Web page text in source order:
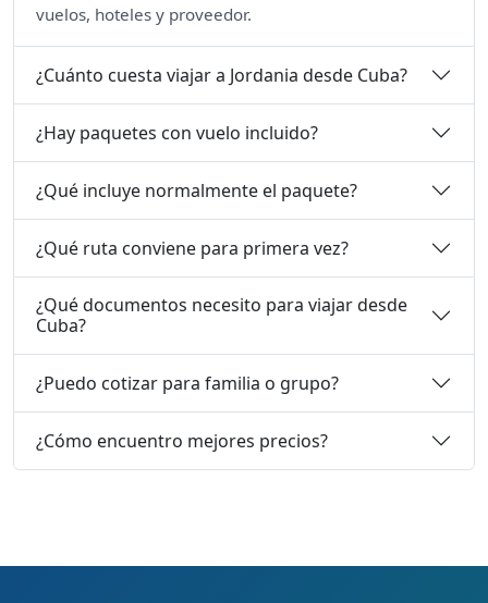
vuelos, hoteles y proveedor.
¿Cuánto cuesta viajar a Jordania desde Cuba?
¿Hay paquetes con vuelo incluido?
¿Qué incluye normalmente el paquete?
¿Qué ruta conviene para primera vez?
¿Qué documentos necesito para viajar desde
Cuba?
¿Puedo cotizar para familia o grupo?
¿Cómo encuentro mejores precios?